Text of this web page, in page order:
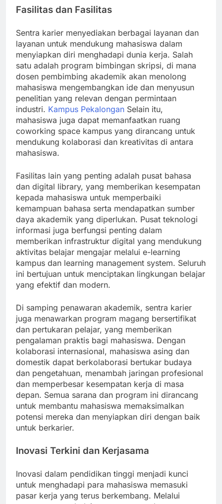
Fasilitas dan Fasilitas
Sentra karier menyediakan berbagai layanan dan
layanan untuk mendukung mahasiswa dalam
menyiapkan diri menghadapi dunia kerja. Salah
satu adalah program bimbingan skripsi, di mana
dosen pembimbing akademik akan menolong
mahasiswa mengembangkan ide dan menyusun
penelitian yang relevan dengan permintaan
industri. Kampus Pekalongan Selain itu,
mahasiswa juga dapat memanfaatkan ruang
coworking space kampus yang dirancang untuk
mendukung kolaborasi dan kreativitas di antara
mahasiswa.
Fasilitas lain yang penting adalah pusat bahasa
dan digital library, yang memberikan kesempatan
kepada mahasiswa untuk memperbaiki
kemampuan bahasa serta mendapatkan sumber
daya akademik yang diperlukan. Pusat teknologi
informasi juga berfungsi penting dalam
memberikan infrastruktur digital yang mendukung
aktivitas belajar mengajar melalui e-learning
kampus dan learning management system. Seluruh
ini bertujuan untuk menciptakan lingkungan belajar
yang efektif dan modern.
Di samping penawaran akademik, sentra karier
juga menawarkan program magang bersertifikat
dan pertukaran pelajar, yang memberikan
pengalaman praktis bagi mahasiswa. Dengan
kolaborasi internasional, mahasiswa asing dan
domestik dapat berkolaborasi bertukar budaya
dan pengetahuan, menambah jaringan profesional
dan memperbesar kesempatan kerja di masa
depan. Semua sarana dan program ini dirancang
untuk membantu mahasiswa memaksimalkan
potensi mereka dan menyiapkan diri dengan baik
untuk berkarier.
Inovasi Terkini dan Kerjasama
Inovasi dalam pendidikan tinggi menjadi kunci
untuk menghadapi para mahasiswa memasuki
pasar kerja yang terus berkembang. Melalui